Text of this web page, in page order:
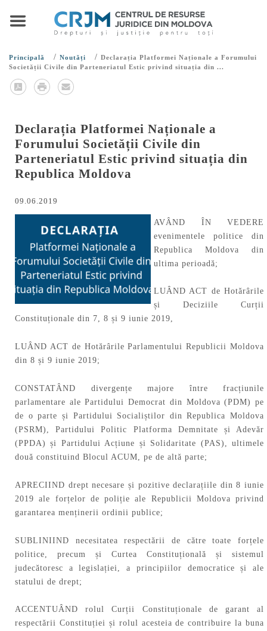
Principală / Noutăți / Declarația Platformei Naționale a Forumului
Societății Civile din Parteneriatul Estic privind situația din ...
Declarația Platformei Naționale a
Forumului Societății Civile din
Parteneriatul Estic privind situația din
Republica Moldova
09.06.2019
AVÂND ÎN VEDERE
evenimentele politice din
Republica Moldova din
ultima perioadă;
LUÂND ACT de Hotărârile
și Deciziile Curții
Constituționale din 7, 8 și 9 iunie 2019,
LUÂND ACT de Hotărârile Parlamentului Republicii Moldova
din 8 și 9 iunie 2019;
CONSTATÂND divergențe majore între fracțiunile
parlamentare ale Partidului Democrat din Moldova (PDM) pe
de o parte și Partidului Socialiștilor din Republica Moldova
(PSRM), Partidului Politic Platforma Demnitate și Adevăr
(PPDA) și Partidului Acțiune și Solidaritate (PAS), ultimele
două constituind Blocul ACUM, pe de altă parte;
APRECIIND drept necesare și pozitive declarațiile din 8 iunie
2019 ale forțelor de poliție ale Republicii Moldova privind
garantarea menținerii ordinii publice;
SUBLINIIND necesitatea respectării de către toate forțele
politice, precum și Curtea Constituțională și sistemul
judecătoresc a legislației, a principiilor democratice și ale
statului de drept;
ACCENTUÂND rolul Curții Constituționale de garant al
respectării Constituției și rolul acesteia de contribuire la buna